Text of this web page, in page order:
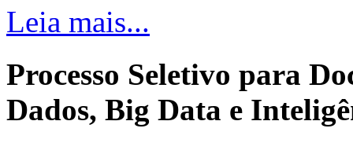
Leia mais...
Processo Seletivo para
Dados, Big Data e